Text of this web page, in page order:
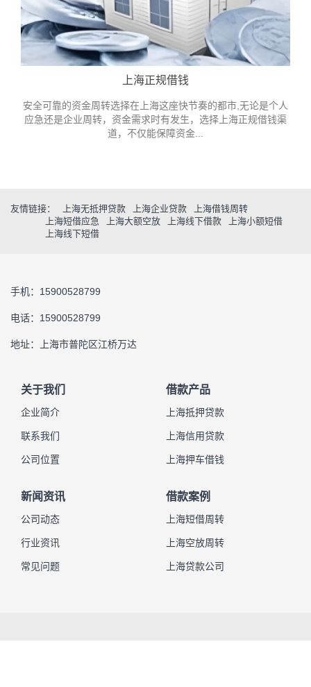
上海正规借钱
安全可靠的资金周转选择在上海这座快节奏的都市,无论是个人
应急还是企业周转，资金需求时有发生，选择上海正规借钱渠
道，不仅能保障资金...
友情链接： 上海无抵押贷款 上海企业贷款
上海借钱周转
上海短借应急
上海大额空放 上海线下借款
上海小额短借
上海线下短借
手机：15900528799
电话：15900528799
地址：上海市普陀区江桥万达
关于我们
企业简介
联系我们
公司位置
借款产品
上海抵押贷款
上海信用贷款
上海押车借钱
新闻资讯
公司动态
行业资讯
常见问题
借款案例
上海短借周转
上海空放周转
上海贷款公司